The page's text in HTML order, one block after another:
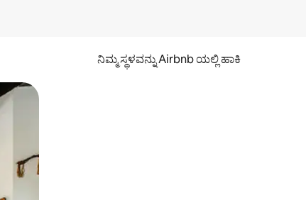
ನಿಮ್ಮ ಸ್ಥಳವನ್ನು Airbnb ಯಲ್ಲಿ ಹಾಕಿ